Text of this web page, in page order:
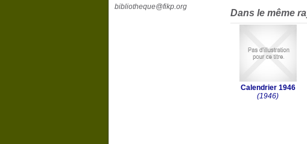
Dans le même
Calendrier 1946
(1946)
bibliotheque@fikp.org